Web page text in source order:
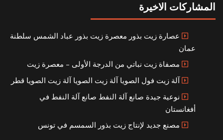
المشاركات الاخيرة
عصارة زيت بذور معصرة زيت بذور عباد الشمس سلطنة
عمان
مصفاة زيت نباتي من الدرجة الأولى – معصرة زيت
آلة زيت فول الصويا آلة زيت الصويا آلة زيت الصويا قطر
نوعية جيدة صانع آلة النفط صانع آلة النفط في
أفغانستان
مصنع جديد لإنتاج زيت بذور السمسم في تونس